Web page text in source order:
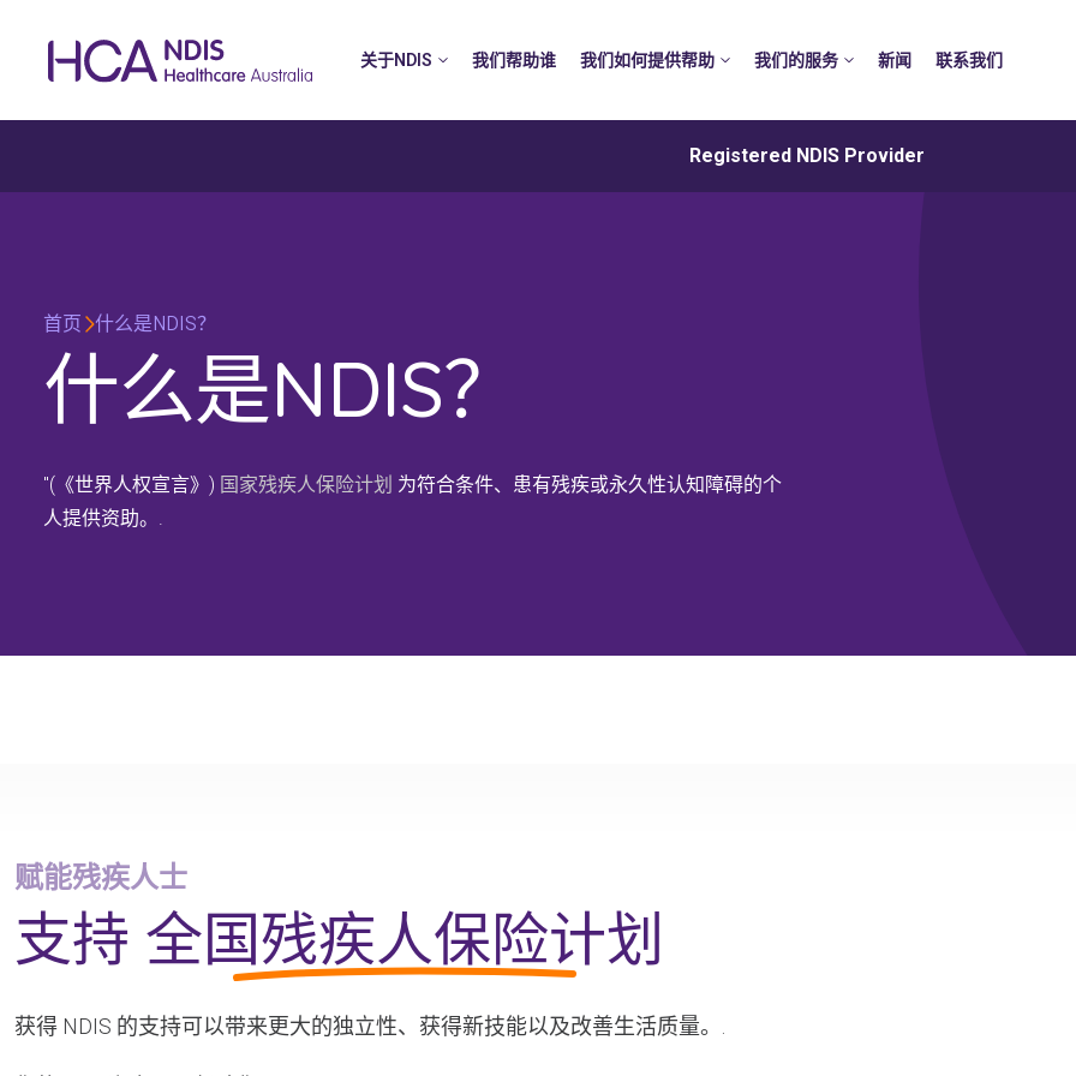
Registered NDIS Provider
关于NDIS 我们帮助谁 我们如何提供帮助 我们的服务 新闻 联系我们
首页 什么是NDIS？
什么是NDIS？
"(《世界人权宣言》) 国家残疾人保险计划 为符合条件、患有残疾或永久性认知障碍的个
人提供资助。.
赋能残疾人士
支持 全国残疾人保险计划
获得 NDIS 的支持可以带来更大的独立性、获得新技能以及改善生活质量。.